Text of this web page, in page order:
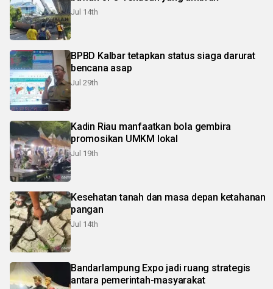
Jul 14th
BPBD Kalbar tetapkan status siaga darurat
bencana asap
Jul 29th
Kadin Riau manfaatkan bola gembira
promosikan UMKM lokal
Jul 19th
Kesehatan tanah dan masa depan ketahanan
pangan
Jul 14th
Bandarlampung Expo jadi ruang strategis
antara pemerintah-masyarakat